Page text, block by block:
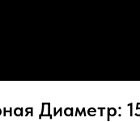
Диаметр: